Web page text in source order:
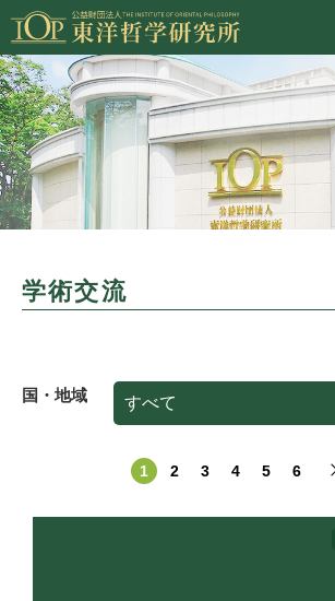
学術交流
国・地域
1 2 3 4 5 6